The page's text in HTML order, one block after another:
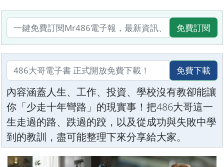
免費訂閱
免費下載
內容涵蓋人生、工作、投資、學校沒有教卻能讓
你「少走十年彎路」的現實事！把486大哥這一
生走過的路、跌過的跤，以及從成功與失敗中學
到的教訓，盡可能整理下來分享給大家。